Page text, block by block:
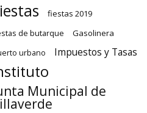
fiestas 2019
de butarque
Gasolinera
urbano Impuestos y Tasas
Municipal de